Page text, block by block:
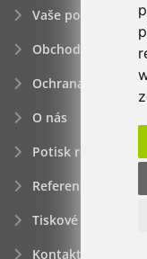
Vaše poptávka
Obchodní
Ochrana
O nás
Potisk reklamních
Reference
Tiskové zprávy
Kontakt